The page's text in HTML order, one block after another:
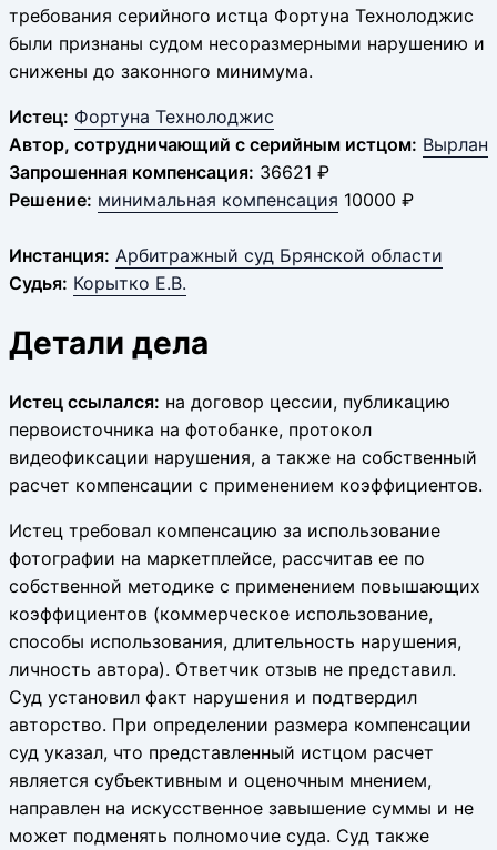
требования серийного истца Фортуна Технолоджис
были признаны судом несоразмерными нарушению и
снижены до законного минимума.
Истец: Фортуна Технолоджис
Автор, сотрудничающий с серийным истцом: Вырлан
Запрошенная компенсация: 36621 ₽
Решение: минимальная компенсация 10000 ₽
Инстанция: Арбитражный суд Брянской области
Судья: Корытко Е.В.
Детали дела
Истец ссылался: на договор цессии, публикацию
первоисточника на фотобанке, протокол
видеофиксации нарушения, а также на собственный
расчет компенсации с применением коэффициентов.
Истец требовал компенсацию за использование
фотографии на маркетплейсе, рассчитав ее по
собственной методике с применением повышающих
коэффициентов (коммерческое использование,
способы использования, длительность нарушения,
личность автора). Ответчик отзыв не представил.
Суд установил факт нарушения и подтвердил
авторство. При определении размера компенсации
суд указал, что представленный истцом расчет
является субъективным и оценочным мнением,
направлен на искусственное завышение суммы и не
может подменять полномочие суда. Суд также